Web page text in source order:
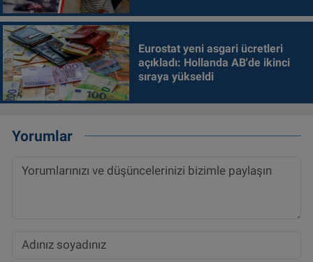
Eurostat yeni asgari ücretleri
açıkladı: Hollanda AB'de ikinci
sıraya yükseldi
Yorumlar